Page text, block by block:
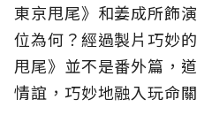
東京甩尾》和姜成所飾
位為何？經過製片巧妙
甩尾》並不是番外篇，
情誼，巧妙地融入玩命